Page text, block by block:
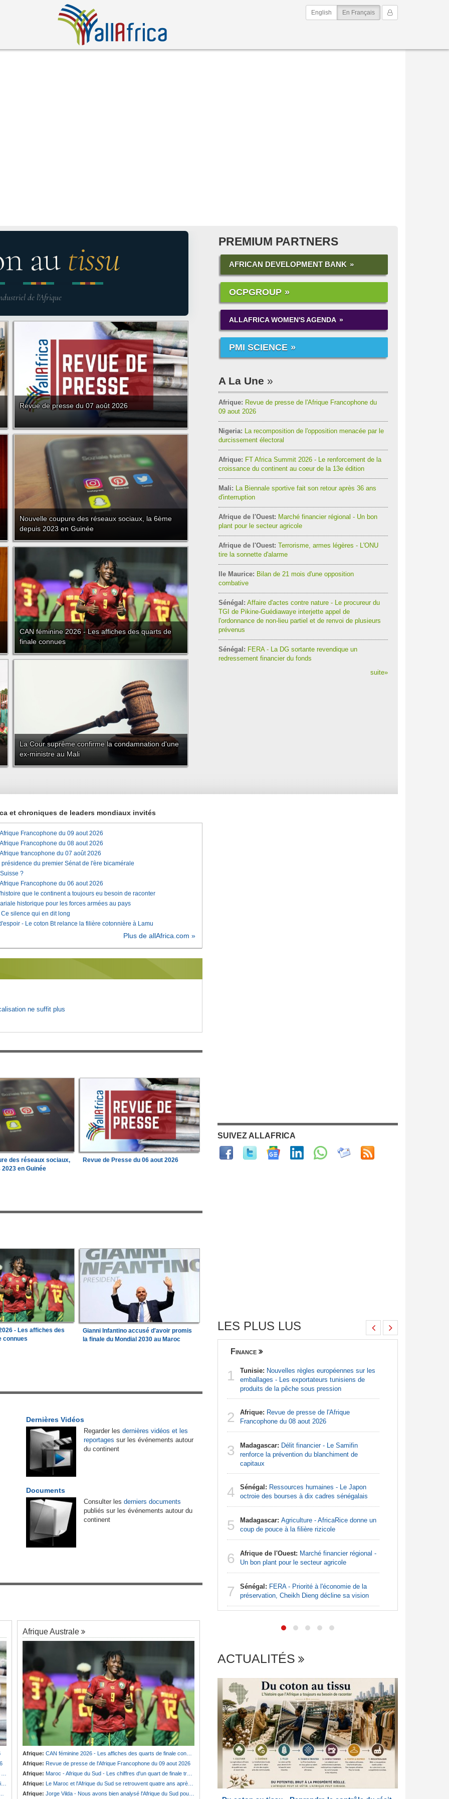
Mon Compte
English En Français(current)
au tissu
de l'Afrique
Revue de presse du 07 août 2026
Nouvelle coupure des réseaux sociaux, la 6ème
depuis 2023 en Guinée
CAN féminine 2026 - Les affiches des quarts de
finale connues
La Cour suprême confirme la condamnation d'une
ex-ministre au Mali
PREMIUM PARTNERS
AFRICAN DEVELOPMENT BANK
OCPGROUP
ALLAFRICA WOMEN'S AGENDA
PMI SCIENCE
A La Une
Afrique: Revue de presse de l'Afrique Francophone du
09 aout 2026
Nigeria: La recomposition de l'opposition menacée par le
durcissement électoral
Afrique: FT Africa Summit 2026 - Le renforcement de la
croissance du continent au coeur de la 13e édition
Mali: La Biennale sportive fait son retour après 36 ans
d'interruption
Afrique de l'Ouest: Marché financier régional - Un bon
plant pour le secteur agricole
Afrique de l'Ouest: Terrorisme, armes légères - L'ONU
tire la sonnette d'alarme
Ile Maurice: Bilan de 21 mois d'une opposition
combative
Sénégal: Affaire d'actes contre nature - Le procureur du
TGI de Pikine-Guédiawaye interjette appel de
l'ordonnance de non-lieu partiel et de renvoi de plusieurs
prévenus
Sénégal: FERA - La DG sortante revendique un
redressement financier du fonds
suite»
et chroniques de leaders mondiaux invités
Francophone du 09 aout 2026
Francophone du 08 aout 2026
francophone du 07 août 2026
présidence du premier Sénat de l'ère bicamérale
?
Francophone du 06 aout 2026
que le continent a toujours eu besoin de raconter
historique pour les forces armées au pays
silence qui en dit long
- Le coton Bt relance la filière cotonnière à Lamu
Plus de allAfrica.com »
ne suffit plus
des réseaux sociaux,
2023 en Guinée
Revue de Presse du 06 aout 2026
- Les affiches des
connues
Gianni Infantino accusé d'avoir promis
la finale du Mondial 2030 au Maroc
Dernières Vidéos
Regarder les dernières vidéos et les
reportages sur les événements autour
du continent
Documents
Consulter les derniers documents
publiés sur les événements autour du
continent
Afrique Australe
Afrique: CAN féminine 2026 - Les affiches des quarts de finale connues
Afrique: Revue de presse de l'Afrique Francophone du 09 aout 2026
Afrique: Maroc - Afrique du Sud - Les chiffres d'un quart de finale très attendu
Afrique: Le Maroc et l'Afrique du Sud se retrouvent quatre ans après la finale
Afrique: Jorge Vilda - Nous avons bien analysé l'Afrique du Sud pour aller chercher la victoire
SUIVEZ ALLAFRICA
LES PLUS LUS
-
2
place de Biya
3 Cameroun:
Olive Ngobo Elok confirme les
accusations d'Effoudou
Tunisie:
emballages - Les exportateurs tunisiens de
produits de la pêche sous pression
5 Madagascar:Bemasoandro Itaosy - Un arrêté
encadre les famorana et les famadihana
Afrique:Maroc - Afrique du Sud - Les chiffres
Finance
1 Tunisie: Nouvelles règles européennes sur les
emballages - Les exportateurs tunisiens de
produits de la pêche sous pression
2 Afrique: Revue de presse de l'Afrique
Francophone du 08 aout 2026
3 Madagascar: Délit financier - Le Samifin
renforce la prévention du blanchiment de
capitaux
4 Sénégal: Ressources humaines - Le Japon
octroie des bourses à dix cadres sénégalais
5 Madagascar: Agriculture - AfricaRice donne un
coup de pouce à la filière rizicole
6 Afrique de l'Ouest: Marché financier régional -
Un bon plant pour le secteur agricole
7 Sénégal: FERA - Priorité à l'économie de la
préservation, Cheikh Dieng décline sa vision
ACTUALITÉS